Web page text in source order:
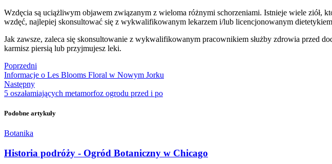
Wzdęcia są uciążliwym objawem związanym z wieloma różnymi schorzeniami. Istnieje wiele ziół,
wzdęć, najlepiej skonsultować się z wykwalifikowanym lekarzem i/lub licencjonowanym
Jak zawsze, zaleca się skonsultowanie z wykwalifikowanym pracownikiem służby zdrowia przed
karmisz piersią lub przyjmujesz leki.
Poprzedni
Informacje o Les Blooms Floral w Nowym Jorku
Następny
5 oszałamiających metamorfoz ogrodu przed i po
Podobne artykuły
Botanika
Historia podróży - Ogród Botaniczny w Chicago